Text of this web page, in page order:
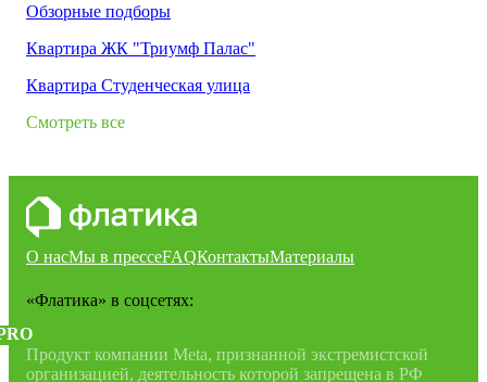
Обзорные подборы
Квартира ЖК "Триумф Палас"
Квартира Студенческая улица
Смотреть все
О насМы в прессеFAQКонтактыМатериалы
«Флатика» в соцсетях:
Продукт компании Meta, признанной экстремистской
организацией, деятельность которой запрещена в РФ